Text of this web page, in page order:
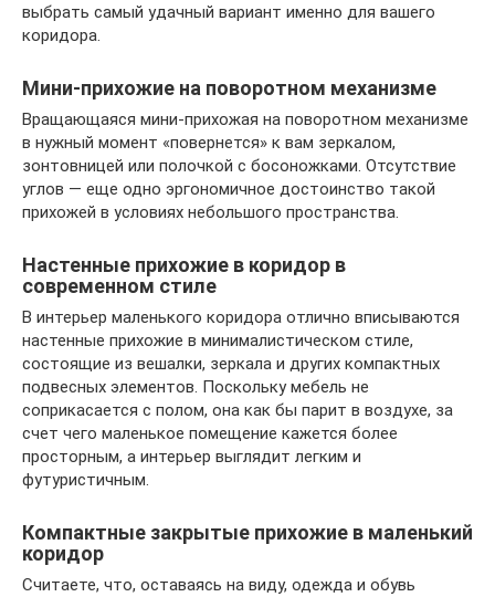
выбрать самый удачный вариант именно для вашего
коридора.
Мини-прихожие на поворотном механизме
Вращающаяся мини-прихожая на поворотном механизме
в нужный момент «повернется» к вам зеркалом,
зонтовницей или полочкой с босоножками. Отсутствие
углов — еще одно эргономичное достоинство такой
прихожей в условиях небольшого пространства.
Настенные прихожие в коридор в
современном стиле
В интерьер маленького коридора отлично вписываются
настенные прихожие в минималистическом стиле,
состоящие из вешалки, зеркала и других компактных
подвесных элементов. Поскольку мебель не
соприкасается с полом, она как бы парит в воздухе, за
счет чего маленькое помещение кажется более
просторным, а интерьер выглядит легким и
футуристичным.
Компактные закрытые прихожие в маленький
коридор
Считаете, что, оставаясь на виду, одежда и обувь